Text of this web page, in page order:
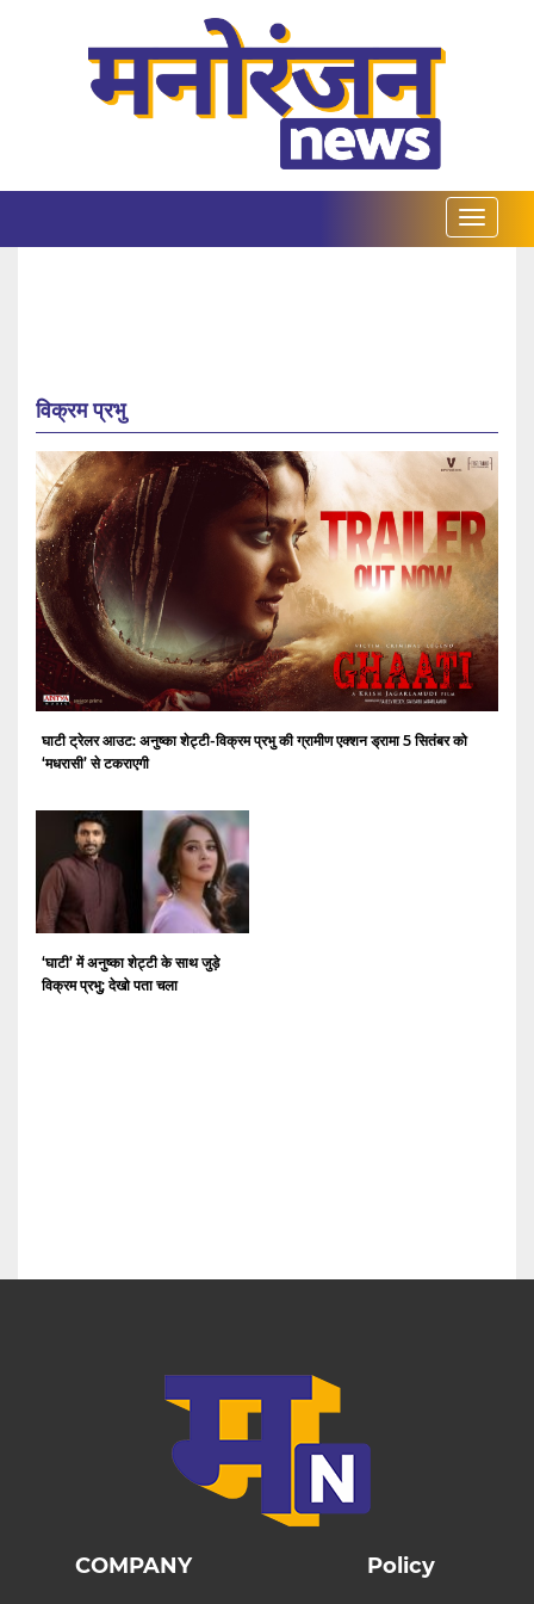
विक्रम प्रभु
घाटी ट्रेलर आउट: अनुष्का शेट्टी-विक्रम प्रभु की ग्रामीण एक्शन ड्रामा 5 सितंबर को
‘मधरासी’ से टकराएगी
‘घाटी’ में अनुष्का शेट्टी के साथ जुड़े
विक्रम प्रभु; देखो पता चला
COMPANY Policy